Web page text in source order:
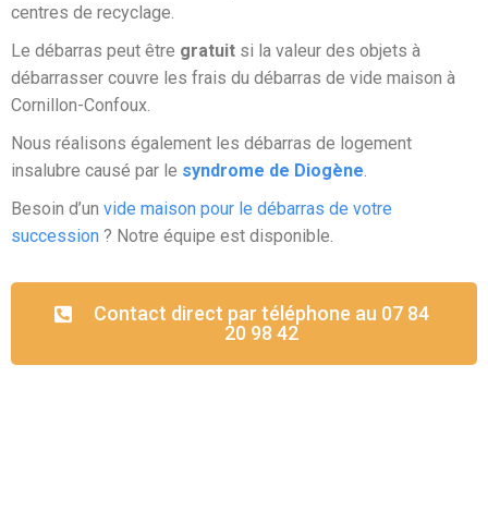
centres de recyclage.
Le débarras peut être gratuit si la valeur des objets à
débarrasser couvre les frais du débarras de vide maison à
Cornillon-Confoux.
Nous réalisons également les débarras de logement
insalubre causé par le syndrome de Diogène
Besoin d’un vide maison pour le débarras de votre
succession ? Notre équipe est disponible.
Contact direct par téléphone au 07 84
20 98 42